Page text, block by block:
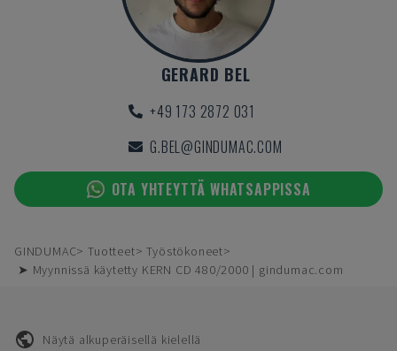
GERARD BEL
+49 173 2872 031
G.BEL@GINDUMAC.COM
OTA YHTEYTTÄ WHATSAPPISSA
GINDUMAC Tuotteet
Työstökoneet
➤ Myynnissä käytetty KERN CD 480/2000 | gindumac.com
Näytä alkuperäisellä kielellä